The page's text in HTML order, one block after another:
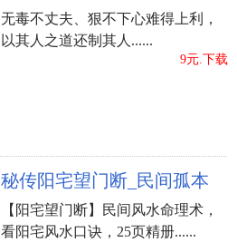
无毒不丈夫、狠不下心难得上利，
以其人之道还制其人......
9元.下载
秘传阳宅望门断_民间孤本
【阳宅望门断】民间风水命理术，
看阳宅风水口诀，25页精册......